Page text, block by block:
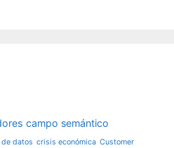
campo semántico
datos crisis económica Customer